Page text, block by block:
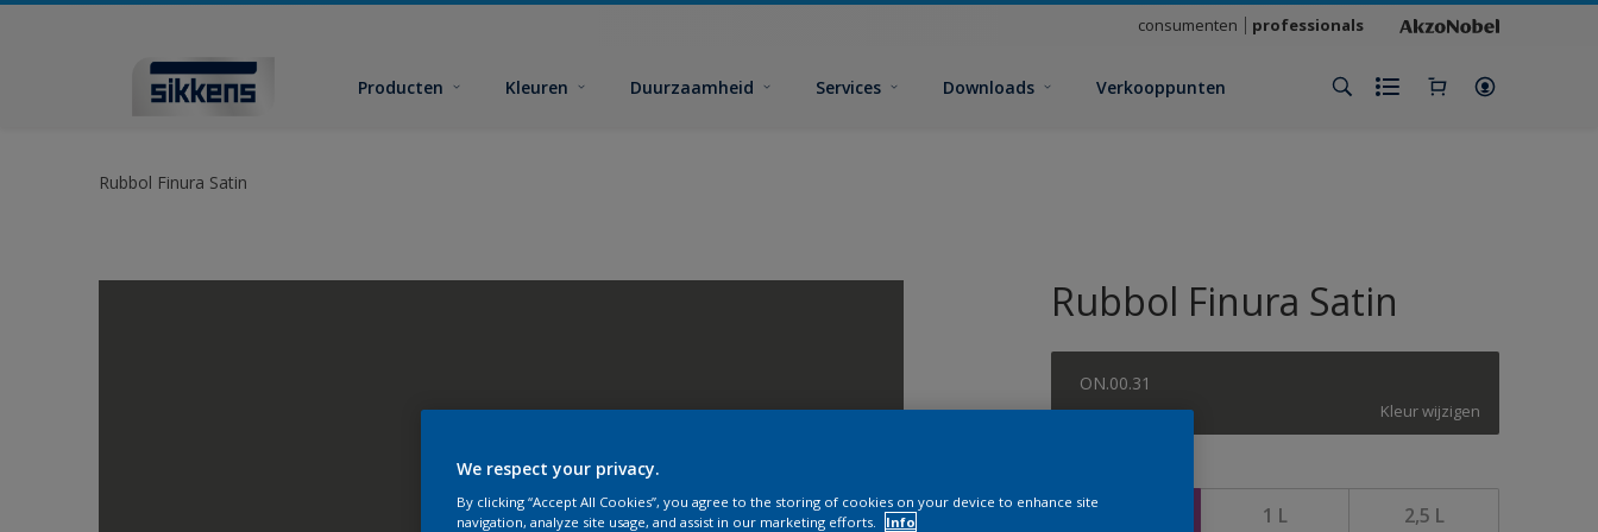
consumenten professionals
Producten Kleuren Duurzaamheid Services Downloads Verkooppunten
Rubbol Finura Satin
Rubbol Finura Satin
ON.00.31
Kleur wijzigen
500 ML 1 L 2,5 L
We respect your privacy.
By clicking “Accept All Cookies”, you agree to the storing of cookies on your device to enhance site
navigation, analyze site usage, and assist in our marketing efforts.
Info